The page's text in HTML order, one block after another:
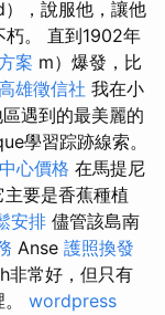
），說服他，讓他
朽。 直到1902年
案 m）爆發，比
雄徵信社 我在小
遇到的最美麗的
學習踪跡線索。
心價格 在馬提尼
要是香蕉種植
安排 儘管該島南
Anse 護照換發
非常好，但只有
wordpress